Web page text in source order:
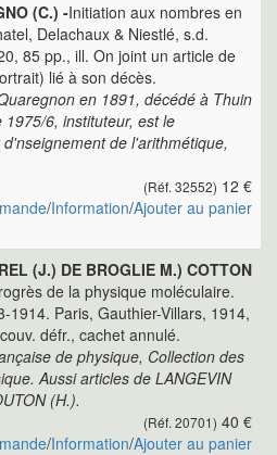
(C.) -Initiation aux nombres en
Delachaux & Niestlé, s.d.
85 pp., ill. On joint un article de
lié à son décès.
en 1891, décédé à Thuin
6, instituteur, est le
de l'arithmétique,
(Réf. 32552) 12 €
/Information/Ajouter au panier
(J.) DE BROGLIE M.) COTTON
de la physique moléculaire.
1914. Paris, Gauthier-Villars, 1914,
défr., cachet annulé.
de physique, Collection des
Aussi articles de LANGEVIN
(H.).
(Réf. 20701) 40 €
/Information/Ajouter au panier